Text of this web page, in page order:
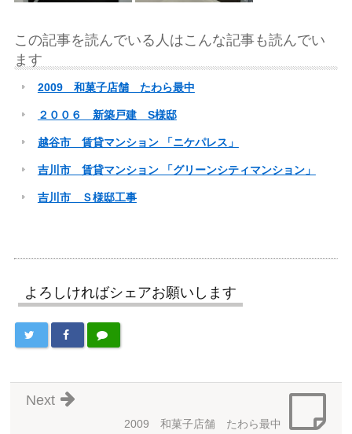
この記事を読んでいる人はこんな記事も読んでい
ます
2009 和菓子店舗 たわら最中
２００６ 新築戸建 S様邸
越谷市 賃貸マンション 「ニケパレス」
吉川市 賃貸マンション 「グリーンシティマンション」
吉川市 Ｓ様邸工事
よろしければシェアお願いします
2009 和菓子店舗 たわら最中
Next